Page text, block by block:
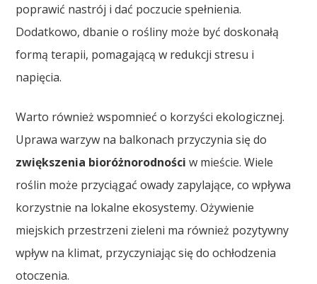
poprawić nastrój i dać poczucie spełnienia.
Dodatkowo, dbanie o rośliny może być doskonałą
formą terapii, pomagającą w redukcji stresu i
napięcia.
Warto również wspomnieć o korzyści ekologicznej.
Uprawa warzyw na balkonach przyczynia się do
zwiększenia bioróżnorodności w mieście. Wiele
roślin może przyciągać owady zapylające, co wpływa
korzystnie na lokalne ekosystemy. Ożywienie
miejskich przestrzeni zieleni ma również pozytywny
wpływ na klimat, przyczyniając się do ochłodzenia
otoczenia.